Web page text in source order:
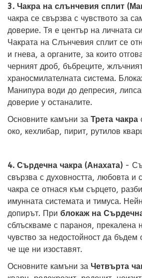
3. Чакра на слънчевия сплит
чакра се свързва с чувството за
доверие. Тя е център на личната
Чакрата на Слънчевия сплит се
и гнева, а органите, за които
черният дроб, бъбреците,
храносмилателната система.
Манипура води до депресия,
доверие у останалите.
Основните камъни за Трета чакра
око, кехлибар, пирит, рутилов
4. Сърдечна чакра (Анахата) -
свързва с духовността, любовта и
чакра се отнася към сърцето,
имунната системата и тимуса.
допирът. При блокаж на
сблъскваме с параноя, прекалена
чувство за недостойност да бъдем
че ще ни изоставят.
Основните камъни за Четвърта